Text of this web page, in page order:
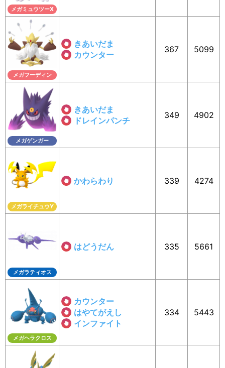
メガミュウツーX
メガフーディン
きあいだま
カウンター
367 5099
メガゲンガー
きあいだま
ドレインパンチ
349 4902
メガライチュウY
かわらわり 339 4274
メガラティオス
はどうだん 335 5661
メガヘラクロス
カウンター
はやてがえし
インファイト
334 5443